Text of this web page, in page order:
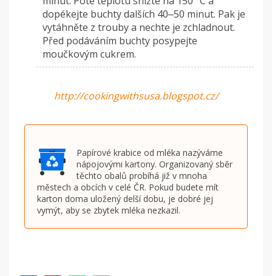
dopékejte buchty dalších 40‒50 minut. Pak je
vytáhněte z trouby a nechte je zchladnout.
Před podáváním buchty posypejte
moučkovým cukrem.
http://cookingwithsusa.blogspot.cz/
Papírové krabice od mléka nazýváme
nápojovými kartony. Organizovaný sběr
těchto obalů probíhá již v mnoha
městech a obcích v celé ČR. Pokud budete mít
karton doma uložený delší dobu, je dobré jej
vymýt, aby se zbytek mléka nezkazil.